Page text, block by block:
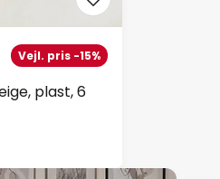
plast, 6
Vejl. pris -15%